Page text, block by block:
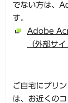
でない方は、
す。
Adobe
（外部サイ
ご自宅にプリ
は、お近くの